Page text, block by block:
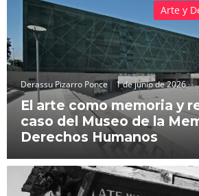
Derassu Pizarro Ponce 1 de junio de 2026
El arte como memoria y
caso del Museo de la
Derechos Humanos
Arte y